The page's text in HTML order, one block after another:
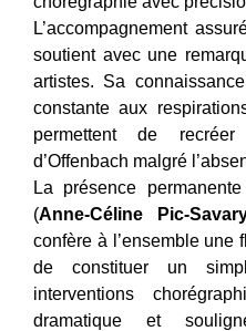
L’accompagnement
soutient avec une
artistes. Sa
constante aux
permettent de
d’Offenbach malgré
La présence
(Anne-Céline Pic-
confère à l’ensemble une
de constituer un
interventions
dramatique et